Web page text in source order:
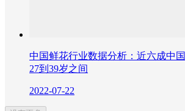
中国鲜花行业数据分析：近六成中
27到39岁之间
2022-07-22